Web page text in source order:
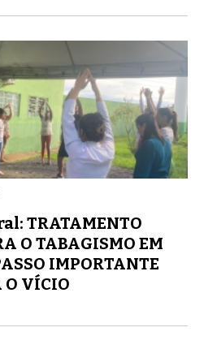
TRATAMENTO
O TABAGISMO EM
IMPORTANTE
O VÍCIO